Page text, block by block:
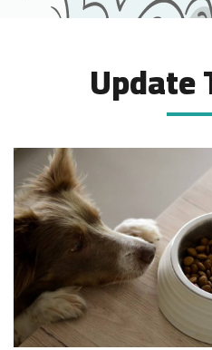
Update